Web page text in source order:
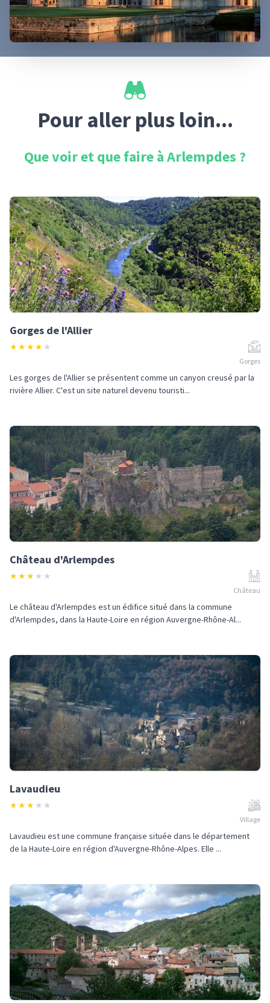
Pour aller plus loin...
Que voir et que faire àArlempdes ?
Gorges de l'Allier
★★★★ ★
Gorges
Les gorges de l'Allier se présentent comme un canyon creusé par la
rivière Allier. C'est un site naturel devenu touristi...
Château d'Arlempdes
★★★ ★ ★
Château
Le château d'Arlempdes est un édifice situé dans la commune
d'Arlempdes, dans la Haute-Loire en région Auvergne-Rhône-Al...
Lavaudieu
★★★ ★ ★
Village
Lavaudieu est une commune française située dans le département
de la Haute-Loire en région d'Auvergne-Rhône-Alpes. Elle ...